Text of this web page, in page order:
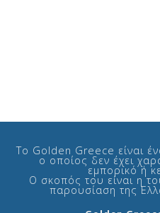
Το Golden Greece είναι
ο οποίος δεν έχει
εμπορικό ή
Ο σκοπός του είναι η
παρουσίαση της